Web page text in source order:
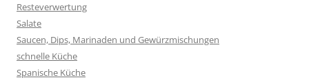
Resteverwertung
Salate
Saucen, Dips, Marinaden und Gewürzmischungen
schnelle Küche
Spanische Küche